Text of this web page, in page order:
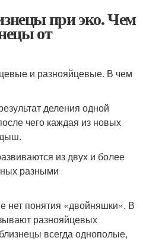
при эко. Чем
от
и разнояйцевые. В чем
деления одной
чего каждая из новых
из двух и более
разными
нет понятия «двойняшки». В
разнояйцевых
всегда однополые,